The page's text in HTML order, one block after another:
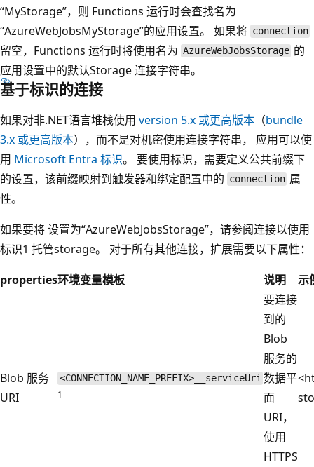
“MyStorage”，则 Functions 运行时会查找名为
“AzureWebJobsMyStorage”的应用设置。 如果将 connection
留空，Functions 运行时将使用名为 AzureWebJobsStorage 的
应用设置中的默认Storage 连接字符串。
基于标识的连接
如果对非.NET语言堆栈使用 version 5.x 或更高版本 （bundle
3.x 或更高版本），而不是对机密使用连接字符串， 应用可以使
用 Microsoft Entra 标识。 要使用标识，需要定义公共前缀下
的设置，该前缀映射到触发器和绑定配置中的 connection 属
性。
如果要将设置为“AzureWebJobsStorage”，请参阅连接以使用
标识1 托管storage。 对于所有其他连接，扩展需要以下属性：
properties环境变量模板 说明 示
Blob 服务
URI
<CONNECTION_NAME_PREFIX>__serviceUri
1
要连接
到的
Blob
服务的
数据平
面
URI，
使用
HTTPS